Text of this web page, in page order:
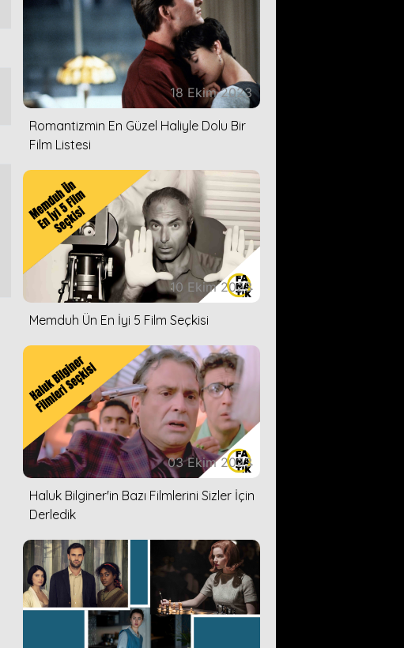
18 Ekim 2023
Romantizmin En Güzel Haliyle Dolu Bir
Film Listesi
10 Ekim 2023
Memduh Ün En İyi 5 Film Seçkisi
03 Ekim 2023
Haluk Bilginer'in Bazı Filmlerini Sizler İçin
Derledik